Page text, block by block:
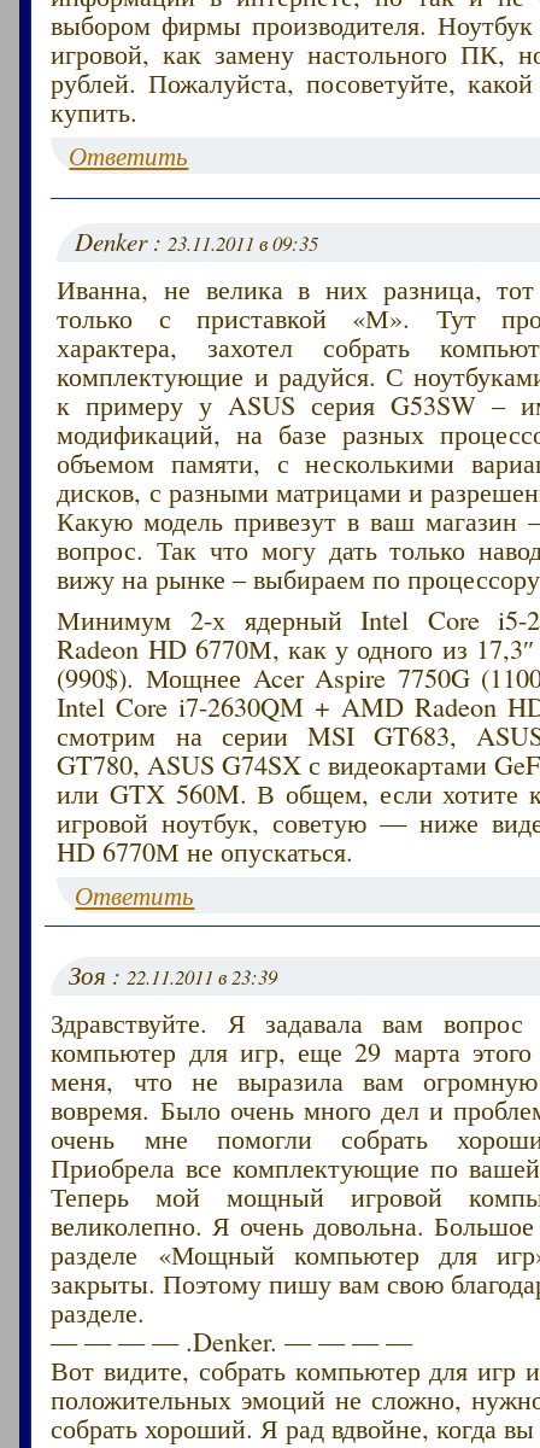
выбором фирмы производителя. Ноутбук
игровой, как замену настольного ПК,
рублей. Пожалуйста, посоветуйте,
купить.
Ответить
Denker :23.11.2011 в 09:35
Иванна, не велика в них разница,
только с приставкой «М». Тут
характера, захотел собрать
комплектующие и радуйся. С
к примеру у ASUS серия G53SW –
модификаций, на базе разных
объемом памяти, с несколькими
дисков, с разными матрицами и
Какую модель привезут в ваш магазин
вопрос. Так что могу дать только
вижу на рынке – выбираем по
Минимум 2-х ядерный Intel Core i5-
Radeon HD 6770М, как у одного из
(990$). Мощнее Acer Aspire 7750G
Intel Core i7-2630QM + AMD Radeon
смотрим на серии MSI GT683,
GT780, ASUS G74SX с видеокартами
или GTX 560M. В общем, если хотите
игровой ноутбук, советую — ниже
HD 6770М не опускаться.
Ответить
Зоя :22.11.2011 в 23:39
Здравствуйте. Я задавала вам
компьютер для игр, еще 29 марта этого
меня, что не выразила вам огромную
вовремя. Было очень много дел и
очень мне помогли собрать
Приобрела все комплектующие по
Теперь мой мощный игровой
великолепно. Я очень довольна.
разделе «Мощный компьютер для
закрыты. Поэтому пишу вам свою
разделе.
— — — — .Denker. — — — —
Вот видите, собрать компьютер для игр
положительных эмоций не сложно,
собрать хороший. Я рад вдвойне, когда